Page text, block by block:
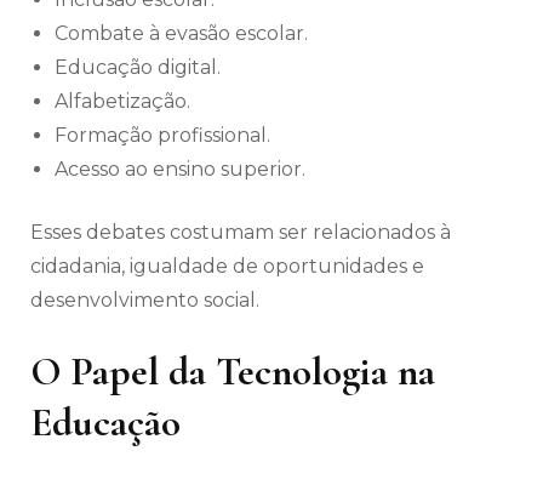
Combate à evasão escolar.
Educação digital.
Alfabetização.
Formação profissional.
Acesso ao ensino superior.
Esses debates costumam ser relacionados à
cidadania, igualdade de oportunidades e
desenvolvimento social.
O Papel da Tecnologia na
Educação